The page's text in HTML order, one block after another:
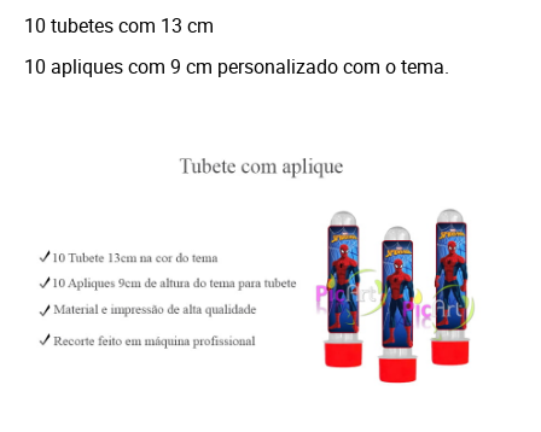
10 tubetes com 13 cm
10 apliques com 9 cm personalizado com o tema.